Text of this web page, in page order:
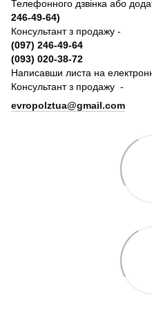
Телефонного дзвінка або
246-49-64)
Консультант з продажу -
(097) 246-49-64
(093) 020-38-72
Написавши листа на
Консультант з продажу -
evropolztua@gmail.com